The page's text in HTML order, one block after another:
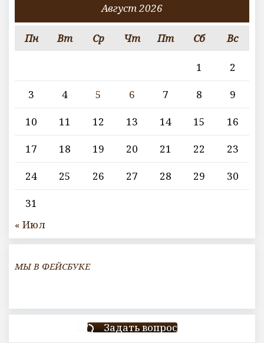
Август 2026
Пн Вт Ср Чт Пт Сб Вс
1
2
3
4 5 6 7 8
9
10
11 12 13 14 15
16
17
18 19 20 21 22
23
24
25 26 27 28 29
30
31
« Июл
МЫ В ФЕЙСБУКЕ
Задать вопрос